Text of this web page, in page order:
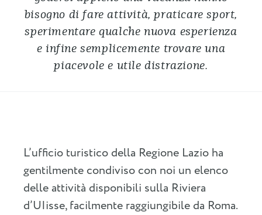
bisogno di fare attività, praticare sport,
sperimentare qualche nuova esperienza
e infine semplicemente trovare una
piacevole e utile distrazione.
L’ufficio turistico della Regione Lazio ha
gentilmente condiviso con noi un elenco
delle attività disponibili sulla Riviera
d’UIisse, facilmente raggiungibile da Roma.